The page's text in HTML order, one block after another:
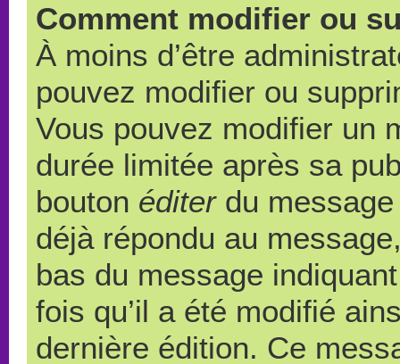
Comment modifier ou
À moins d’être
pouvez modifier ou
Vous pouvez modifier un
durée limitée après sa
bouton éditerdu message
déjà répondu au
bas du message
fois qu’il a été modifié
dernière édition. Ce